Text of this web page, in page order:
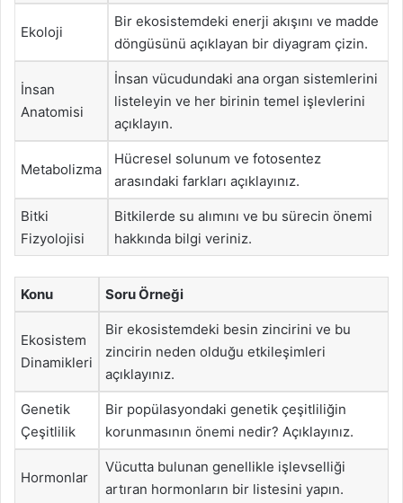
Ekoloji
Bir ekosistemdeki enerji akışını ve madde
döngüsünü açıklayan bir diyagram çizin.
İnsan
Anatomisi
İnsan vücudundaki ana organ sistemlerini
listeleyin ve her birinin temel işlevlerini
açıklayın.
Metabolizma
Hücresel solunum ve fotosentez
arasındaki farkları açıklayınız.
Bitki
Fizyolojisi
Bitkilerde su alımını ve bu sürecin önemi
hakkında bilgi veriniz.
Konu Soru Örneği
Ekosistem
Dinamikleri
Bir ekosistemdeki besin zincirini ve bu
zincirin neden olduğu etkileşimleri
açıklayınız.
Genetik
Çeşitlilik
Bir popülasyondaki genetik çeşitliliğin
korunmasının önemi nedir? Açıklayınız.
Hormonlar
Vücutta bulunan genellikle işlevselliği
artıran hormonların bir listesini yapın.